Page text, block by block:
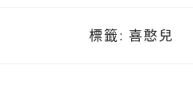
標籤: 喜憨兒